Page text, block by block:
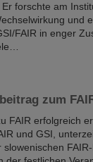
forschte am
und
FAIR in enger
zum
FAIR erfolgreich
und GSI,